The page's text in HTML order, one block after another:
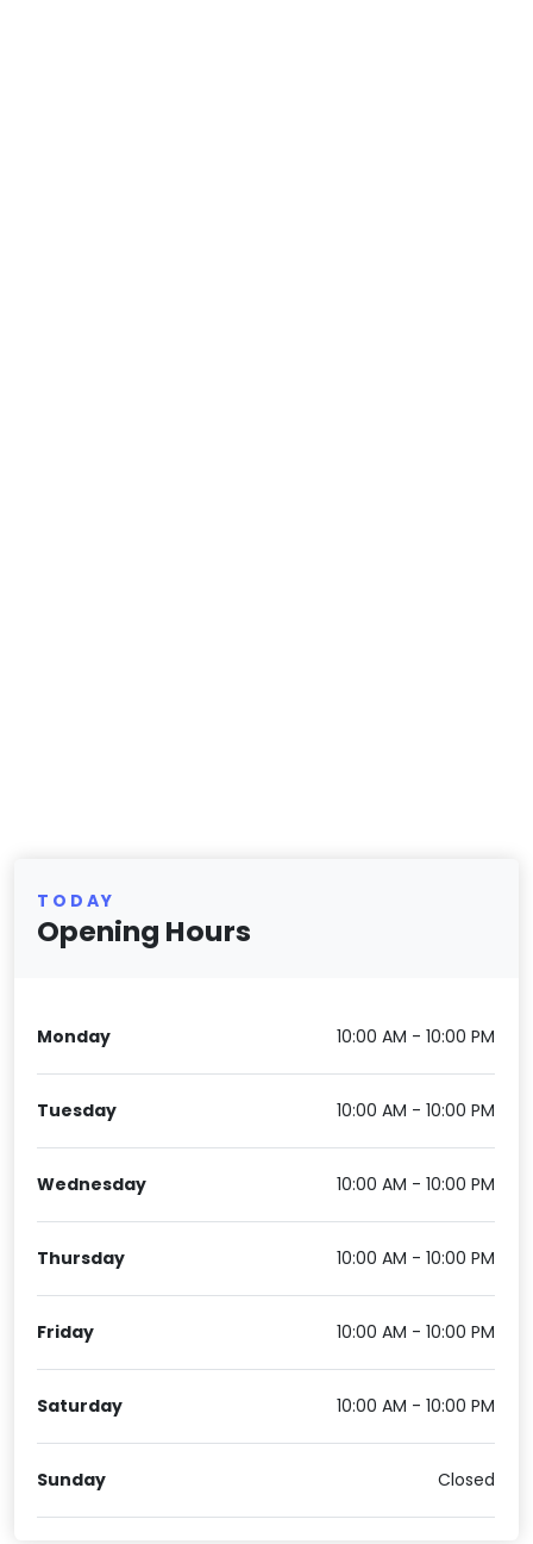
TODAY
Opening Hours
Monday 10:00 AM - 10:00 PM
Tuesday 10:00 AM - 10:00 PM
Wednesday 10:00 AM - 10:00 PM
Thursday 10:00 AM - 10:00 PM
Friday 10:00 AM - 10:00 PM
Saturday 10:00 AM - 10:00 PM
Sunday Closed